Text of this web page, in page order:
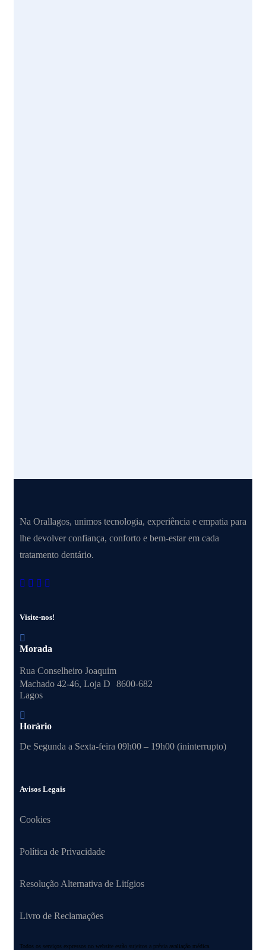
Na Orallagos, unimos tecnologia, experiência e empatia para
lhe devolver confiança, conforto e bem-estar em cada
tratamento dentário.
Visite-nos!
Morada
Rua Conselheiro Joaquim
Machado 42-46, Loja D 8600-682
Lagos
Horário
De Segunda a Sexta-feira 09h00 – 19h00 (ininterrupto)
Avisos Legais
Cookies
Política de Privacidade
Resolução Alternativa de Litígios
Livro de Reclamações
Todos os serviços expressos no website estão sujeitos a prévia avaliação médica.